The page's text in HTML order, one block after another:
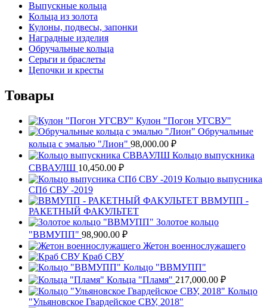
Выпускные кольца
Кольца из золота
Кулоны, подвесы, запонки
Наградные изделия
Обручальные кольца
Серьги и браслеты
Цепочки и кресты
Товары
Кулон "Погон УГСВУ"
Обручальные
кольца с эмалью "Лион" 98,000.00 ₽
Кольцо выпускника
СВВАУЛШ 10,450.00 ₽
Кольцо выпусника
СПб СВУ -2019
ВВМУПП -
РАКЕТНЫЙ ФАКУЛЬТЕТ
Золотое кольцо
"ВВМУПП" 98,900.00 ₽
Жетон военнослужащего
Краб СВУ
Кольцо "ВВМУПП"
Кольца "Пламя" 217,000.00 ₽
Кольцо
"Ульяновское Гвардейское СВУ, 2018"